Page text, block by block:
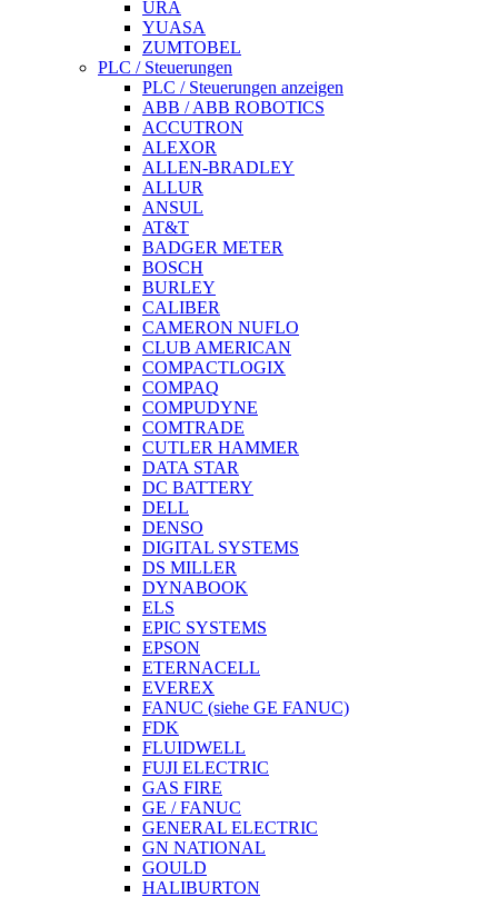
URA
YUASA
ZUMTOBEL
PLC / Steuerungen
PLC / Steuerungen anzeigen
ABB / ABB ROBOTICS
ACCUTRON
ALEXOR
ALLEN-BRADLEY
ALLUR
ANSUL
AT&T
BADGER METER
BOSCH
BURLEY
CALIBER
CAMERON NUFLO
CLUB AMERICAN
COMPACTLOGIX
COMPAQ
COMPUDYNE
COMTRADE
CUTLER HAMMER
DATA STAR
DC BATTERY
DELL
DENSO
DIGITAL SYSTEMS
DS MILLER
DYNABOOK
ELS
EPIC SYSTEMS
EPSON
ETERNACELL
EVEREX
FANUC (siehe GE FANUC)
FDK
FLUIDWELL
FUJI ELECTRIC
GAS FIRE
GE / FANUC
GENERAL ELECTRIC
GN NATIONAL
GOULD
HALIBURTON